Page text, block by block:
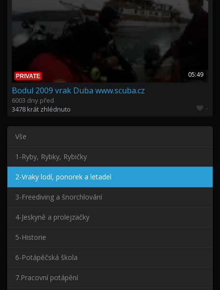
PRIVATE 05:49
Bodul 2009 vrak Duba www.scuba.cz
6003 dny před
3478 krát zhlédnuto
-
Vše
1-Ryby, Rybky, Rybičky
2-Vraky lodí, ponorek a letadel
3-Freediving a šnorchlování
4-Jeskyně a prolejzačky
5-Historie
6-Potápěčská škola
7.Pracovní potápění